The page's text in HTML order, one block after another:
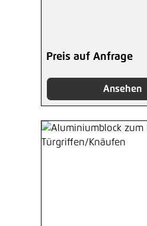
Preis auf Anfrage
Ansehen